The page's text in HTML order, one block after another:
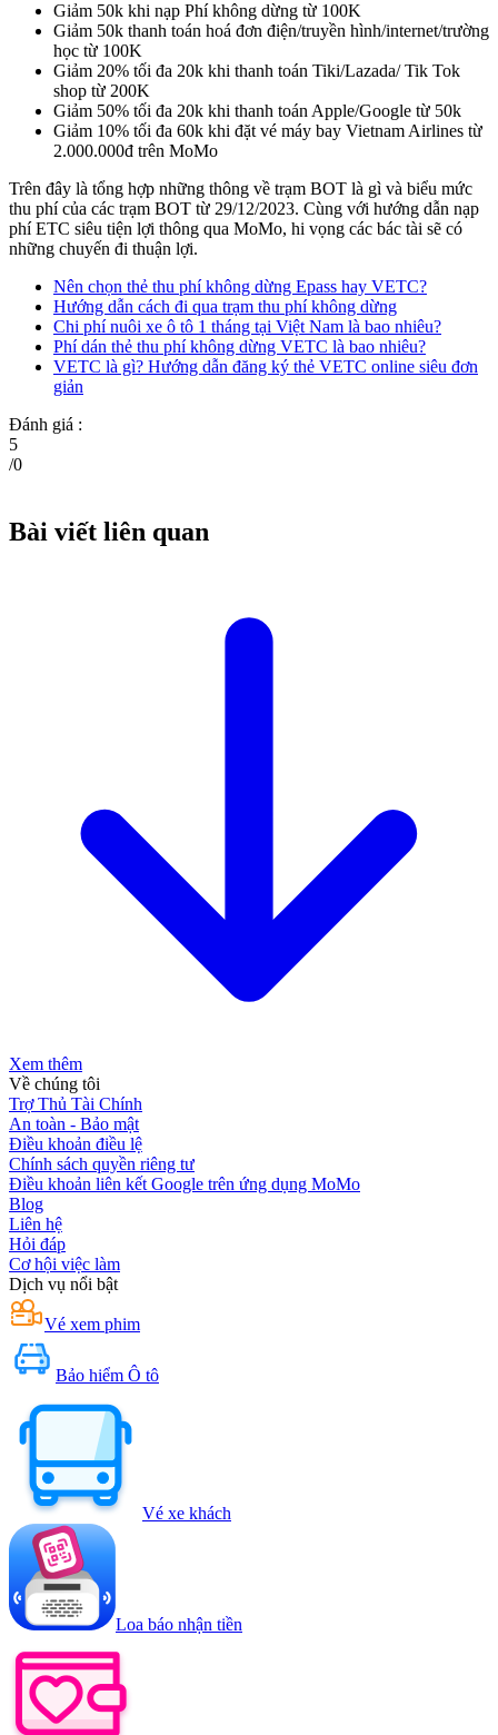
Giảm 50k khi nạp Phí không dừng từ 100K
Giảm 50k thanh toán hoá đơn điện/truyền hình/internet/trường
học từ 100K
Giảm 20% tối đa 20k khi thanh toán Tiki/Lazada/ Tik Tok
shop từ 200K
Giảm 50% tối đa 20k khi thanh toán Apple/Google từ 50k
Giảm 10% tối đa 60k khi đặt vé máy bay Vietnam Airlines từ
2.000.000đ trên MoMo
Trên đây là tổng hợp những thông về trạm BOT là gì và biểu mức
thu phí của các trạm BOT từ 29/12/2023. Cùng với hướng dẫn nạp
phí ETC siêu tiện lợi thông qua MoMo, hi vọng các bác tài sẽ có
những chuyến đi thuận lợi.
Nên chọn thẻ thu phí không dừng Epass hay VETC?
Hướng dẫn cách đi qua trạm thu phí không dừng
Chi phí nuôi xe ô tô 1 tháng tại Việt Nam là bao nhiêu?
Phí dán thẻ thu phí không dừng VETC là bao nhiêu?
VETC là gì? Hướng dẫn đăng ký thẻ VETC online siêu đơn
giản
Đánh giá :
5
/0
Bài viết liên quan
Xem thêm
Về chúng tôi
Trợ Thủ Tài Chính
An toàn - Bảo mật
Điều khoản điều lệ
Chính sách quyền riêng tư
Điều khoản liên kết Google trên ứng dụng MoMo
Blog
Liên hệ
Hỏi đáp
Cơ hội việc làm
Dịch vụ nổi bật
Vé xem phim
Bảo hiểm Ô tô
Vé xe khách
Loa báo nhận tiền